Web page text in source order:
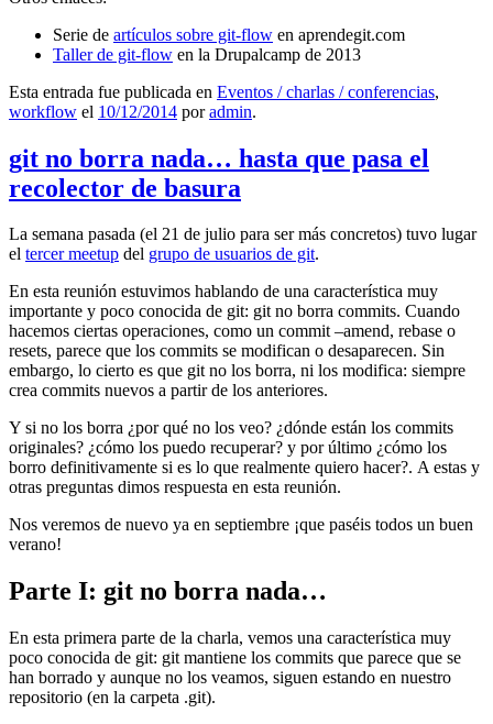
Serie de artículos sobre git-flow en aprendegit.com
Taller de git-flow en la Drupalcamp de 2013
Esta entrada fue publicada en Eventos / charlas / conferencias,
workflow el 10/12/2014 poradmin.
git no borra nada… hasta que pasa el
recolector de basura
La semana pasada (el 21 de julio para ser más concretos) tuvo lugar
el tercer meetup del grupo de usuarios de git.
En esta reunión estuvimos hablando de una característica muy
importante y poco conocida de git: git no borra commits. Cuando
hacemos ciertas operaciones, como un commit –amend, rebase o
resets, parece que los commits se modifican o desaparecen. Sin
embargo, lo cierto es que git no los borra, ni los modifica: siempre
crea commits nuevos a partir de los anteriores.
Y si no los borra ¿por qué no los veo? ¿dónde están los commits
originales? ¿cómo los puedo recuperar? y por último ¿cómo los
borro definitivamente si es lo que realmente quiero hacer?. A estas y
otras preguntas dimos respuesta en esta reunión.
Nos veremos de nuevo ya en septiembre ¡que paséis todos un buen
verano!
Parte I: git no borra nada…
En esta primera parte de la charla, vemos una característica muy
poco conocida de git: git mantiene los commits que parece que se
han borrado y aunque no los veamos, siguen estando en nuestro
repositorio (en la carpeta .git).